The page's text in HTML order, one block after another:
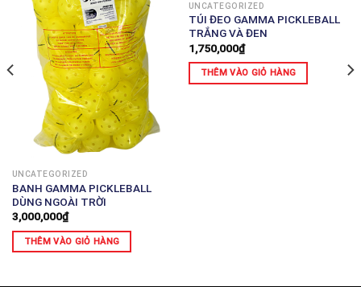
UNCATEGORIZED
BANH GAMMA PICKLEBALL
DÙNG NGOÀI TRỜI
3,000,000₫
THÊM VÀO GIỎ HÀNG
UNCATEGORIZED
TÚI ĐEO GAMMA PICKLEBALL
TRẮNG VÀ ĐEN
1,750,000₫
THÊM VÀO GIỎ HÀNG